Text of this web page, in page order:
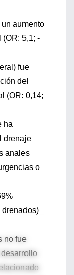
aumento
5,1; -
fue
del
(OR: 0,14;
ha
drenaje
anales
o
drenados)
no fue